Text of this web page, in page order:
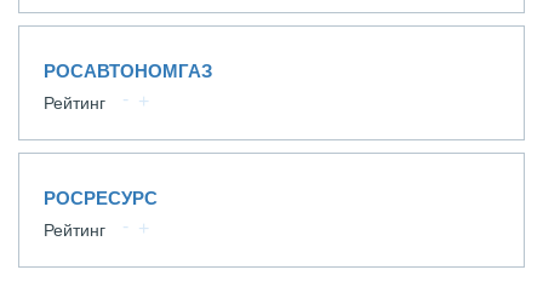
РОСАВТОНОМГАЗ
Рейтинг
РОСРЕСУРС
Рейтинг